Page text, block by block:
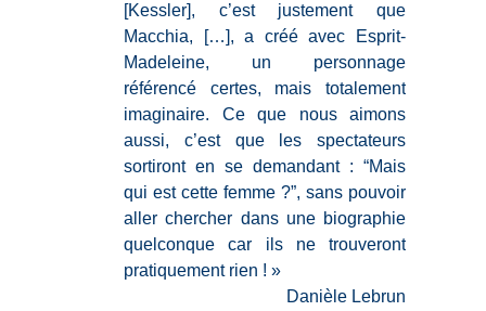
[Kessler], c’est justement que
Macchia, […], a créé avec Esprit-
Madeleine, un personnage
référencé certes, mais totalement
imaginaire. Ce que nous aimons
aussi, c’est que les spectateurs
sortiront en se demandant : “Mais
qui est cette femme ?”, sans pouvoir
aller chercher dans une biographie
quelconque car ils ne trouveront
pratiquement rien ! »
Danièle Lebrun